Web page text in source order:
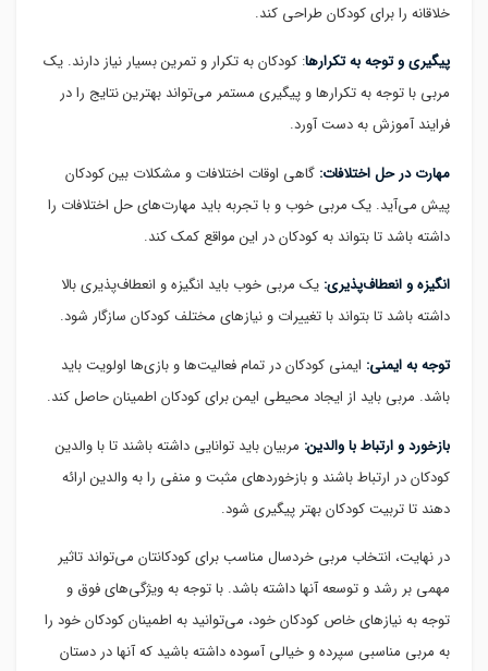
خلاقانه را برای کودکان طراحی کند.
پیگیری و توجه به تکرارها: کودکان به تکرار و تمرین بسیار نیاز دارند. یک
مربی با توجه به تکرارها و پیگیری مستمر می‌تواند بهترین نتایج را در
فرایند آموزش به دست آورد.
مهارت در حل اختلافات: گاهی اوقات اختلافات و مشکلات بین کودکان
پیش می‌آید. یک مربی خوب و با تجربه باید مهارت‌های حل اختلافات را
داشته باشد تا بتواند به کودکان در این مواقع کمک کند.
انگیزه و انعطاف‌پذیری: یک مربی خوب باید انگیزه و انعطاف‌پذیری بالا
داشته باشد تا بتواند با تغییرات و نیازهای مختلف کودکان سازگار شود.
توجه به ایمنی: ایمنی کودکان در تمام فعالیت‌ها و بازی‌ها اولویت باید
باشد. مربی باید از ایجاد محیطی ایمن برای کودکان اطمینان حاصل کند.
بازخورد و ارتباط با والدین: مربیان باید توانایی داشته باشند تا با والدین
کودکان در ارتباط باشند و بازخورد‌های مثبت و منفی را به والدین ارائه
دهند تا تربیت کودکان بهتر پیگیری شود.
در نهایت، انتخاب مربی خردسال مناسب برای کودکانتان می‌تواند تاثیر
مهمی بر رشد و توسعه آنها داشته باشد. با توجه به ویژگی‌های فوق و
توجه به نیازهای خاص کودکان خود، می‌توانید به اطمینان کودکان خود را
به مربی مناسبی سپرده و خیالی آسوده داشته باشید که آنها در دستان